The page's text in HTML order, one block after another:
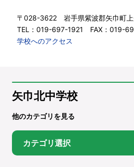
〒028-3622 岩手県紫波郡矢巾町上
TEL：019-697-1921 FAX：019-
学校へのアクセス
矢巾北中学校
他のカテゴリを見る
カテゴリ選択